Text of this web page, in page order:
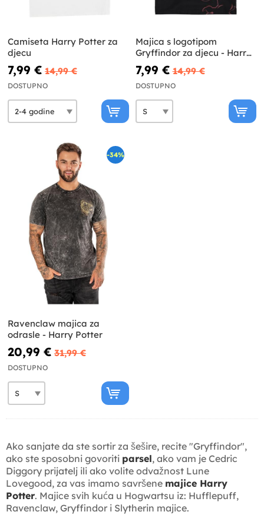
Camiseta Harry Potter za
djecu
7,99 € 14,99 €
DOSTUPNO
Majica s logotipom
Gryffindor za djecu - Harry
Potter
7,99 € 14,99 €
DOSTUPNO
-34%
Ravenclaw majica za
odrasle - Harry Potter
20,99 € 31,99 €
DOSTUPNO
Ako sanjate da ste sortir za šešire, recite "Gryffindor",
ako ste sposobni govoriti parsel, ako vam je Cedric
Diggory prijatelj ili ako volite odvažnost Lune
Lovegood, za vas imamo savršene majice Harry
Potter. Majice svih kuća u Hogwartsu iz: Hufflepuff,
Ravenclaw, Gryffindor i Slytherin majice.